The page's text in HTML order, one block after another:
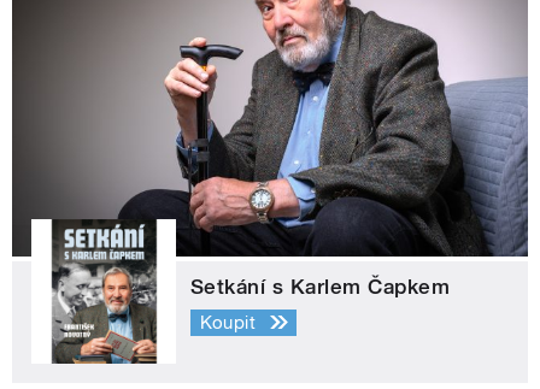
Setkání s Karlem Čapkem
Koupit